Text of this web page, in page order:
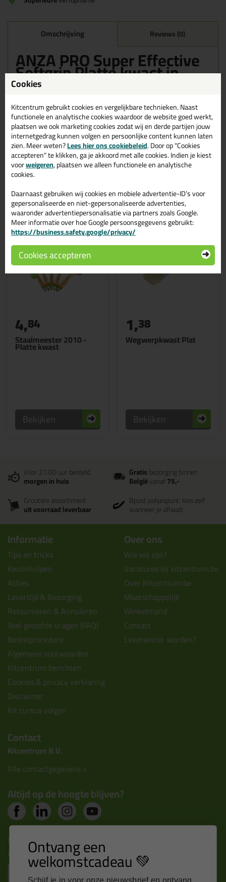
Omschrijving Reviews (0)
ANZA PRO Super Effective
Softgrip Platte kwast in
50mm
50mm vandaag nog! Vandaag besteld = morgen in huis.
Wil je meer weten over de toepassing en kenmerken van dit
product?Lees alles over dit product >
Gerelateerde producten
Staalmeester 2010 -
Platte kwast
4,84
Bekijken
Wegwerpkwast Plat
1,38
Bekijken
Voor 21:00 uur besteld
morgen in huis
Gratisbezorging binnen
Belgiëvanaf75,-
Grootste assortiment
uit voorraad leverbaar
Bpost pakjespunt: kies zelf
wanneer je afhaalt
Informatie
Tips en tricks
Keuzehulpen
Acties
Levertijd & Bezorging
Retourneren & Annuleren
Veel gestelde vragen (FAQ)
Bestelprocedure
Algemene voorwaarden
Kitcentrum berichten
Cookies & privacy verklaring
Disclaimer
Kit cursus volgen
Over ons
Wie wij zijn?
Vacatures bij kitcentrum.be
Over Kitcentrum.be
Maatschappelijk
Winkelmand
Contact
Leverancier worden?
Contact
Kitcentrum B.V.
Alle contactgegevens >
Altijd op de hoogte blijven?
Nieuws, tips en exclusieve deals rechtstreeks in je
inbox
Cookies
Kitcentrum gebruikt cookies en vergelijkbare technieken. Naast
functionele en analytische cookies waardoor de website goed werkt,
plaatsen we ook marketing cookies zodat wij en derde partijen jouw
internetgedrag kunnen volgen en persoonlijke content kunnen laten
zien. Meer weten?Lees hier ons cookiebeleid. Door op "Cookies
accepteren" te klikken, ga je akkoord met alle cookies. Indien je kiest
voorweigeren, plaatsen we alleen functionele en analytische
cookies.
Daarnaast gebruiken wij cookies en mobiele advertentie-ID’s voor
gepersonaliseerde en niet-gepersonaliseerde advertenties,
waaronder advertentiepersonalisatie via partners zoals Google.
Meer informatie over hoe Google persoonsgegevens gebruikt:
https://business.safety.google/privacy/
Cookies accepteren
Ontvang een
welkomstcadeau 💚